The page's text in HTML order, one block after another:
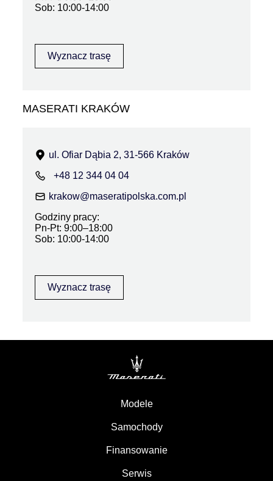
Sob: 10:00-14:00
Wyznacz trasę
MASERATI KRAKÓW
ul. Ofiar Dąbia 2, 31-566 Kraków
+48 12 344 04 04
krakow@maseratipolska.com.pl
Godziny pracy:
Pn-Pt: 9:00–18:00
Sob: 10:00-14:00
Wyznacz trasę
Modele
Samochody
Finansowanie
Serwis